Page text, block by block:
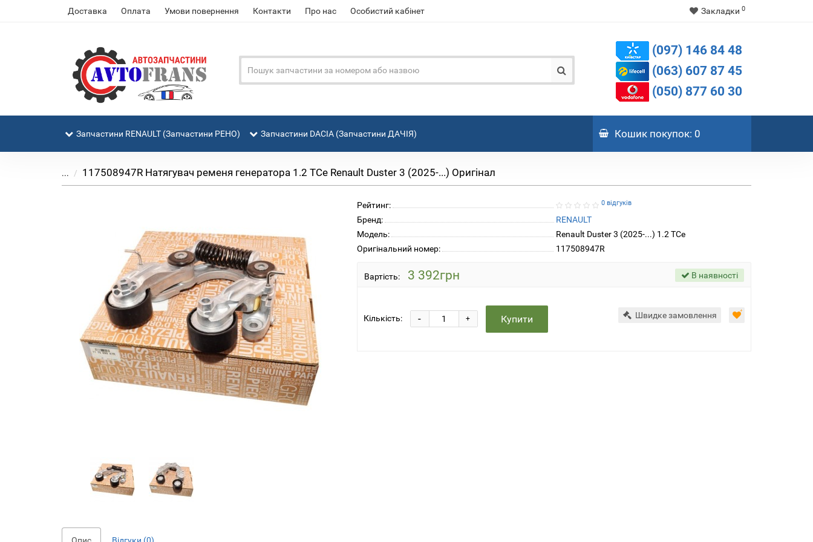
Доставка Оплата Умови повернення Контакти Про нас Особистий кабінет Закладки 0
(097) 146 84 48
(063) 607 87 45
(050) 877 60 30
Запчастини RENAULT (Запчастини РЕНО) Запчастини DACIA (Запчастини ДАЧІЯ) Кошикпокупок: 0
... 117508947R Натягувач ременя генератора 1.2 TCe Renault Duster 3 (2025-...) Оригінал
Рейтинг: 0 відгуків
Бренд:
RENAULT
Модель:
Renault Duster 3 (2025-...) 1.2 TCe
Оригінальний номер:
117508947R
Вартість: 3 392грн В наявності
Кількість: +
- Купити Швидке замовлення
Опис Відгуки (0)